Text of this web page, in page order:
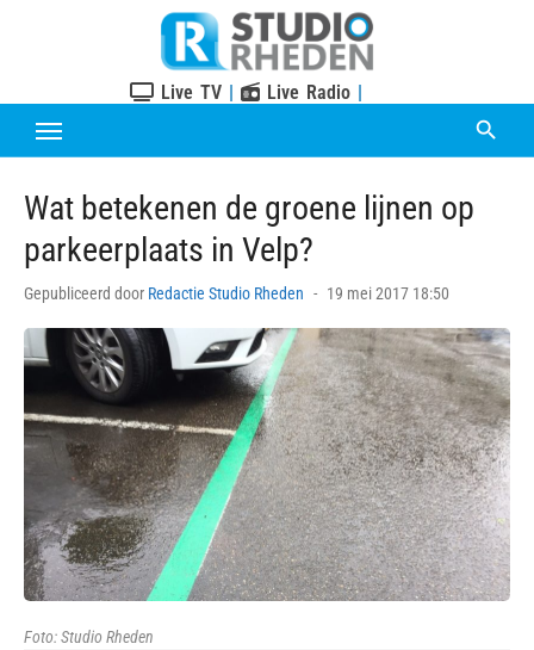
Live TV | Live Radio |
Wat betekenen de groene lijnen op
parkeerplaats in Velp?
Gepubliceerd door Redactie Studio Rheden
Posted
19 mei 2017 18:50
Foto: Studio Rheden